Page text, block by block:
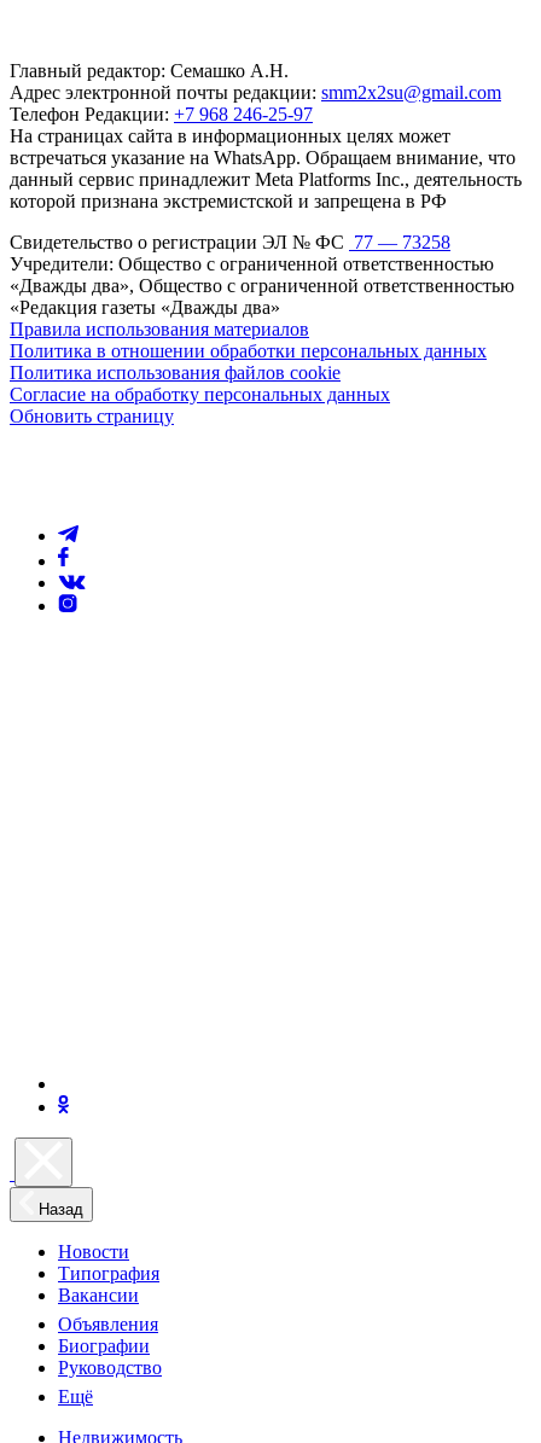
Главный редактор: Семашко А.Н.
Адрес электронной почты редакции: smm2x2su@gmail.com
Телефон Редакции: +7 968 246-25-97
На страницах сайта в информационных целях может
встречаться указание на WhatsApp. Обращаем внимание, что
данный сервис принадлежит Meta Platforms Inc., деятельность
которой признана экстремистской и запрещена в РФ
Свидетельство о регистрации ЭЛ № ФС 77 — 73258
Учредители: Общество с ограниченной ответственностью
«Дважды два», Общество с ограниченной ответственностью
«Редакция газеты «Дважды два»
Правила использования материалов
Политика в отношении обработки персональных данных
Политика использования файлов cookie
Согласие на обработку персональных данных
Обновить страницу
Назад
Новости
Типография
Вакансии
Объявления
Биографии
Руководство
Ещё
Недвижимость